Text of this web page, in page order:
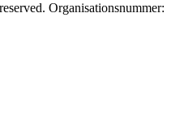
Organisationsnummer: